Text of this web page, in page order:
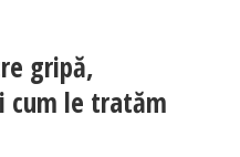
gripă,
cum le tratăm